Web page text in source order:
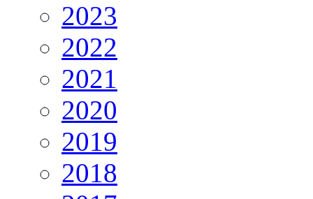
2023
2022
2021
2020
2019
2018